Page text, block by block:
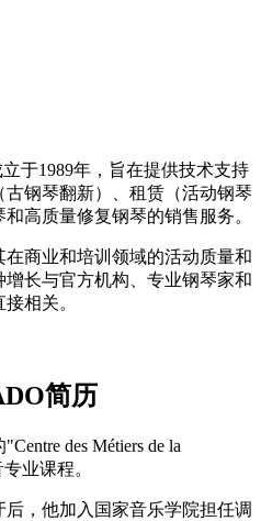
立于1989年，旨在提供技术支持
古钢琴翻新）、租赁（活动钢琴
高质量修复钢琴的销售服务。
商业和培训领域的活动质量和
长与官方机构、专业钢琴家和
相关。
简历
des Métiers de la
业课程。
，他加入国家音乐学院担任调